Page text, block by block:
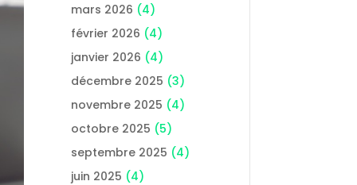
mars 2026 (4)
février 2026 (4)
janvier 2026 (4)
décembre 2025 (3)
novembre 2025 (4)
octobre 2025 (5)
septembre 2025 (4)
juin 2025 (4)